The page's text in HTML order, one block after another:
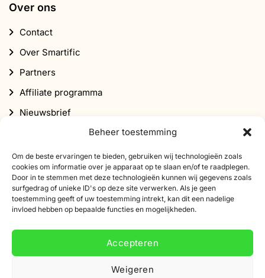
Beheer toestemming
Om de beste ervaringen te bieden, gebruiken wij technologieën zoals
cookies om informatie over je apparaat op te slaan en/of te raadplegen.
Door in te stemmen met deze technologieën kunnen wij gegevens zoals
surfgedrag of unieke ID's op deze site verwerken. Als je geen
toestemming geeft of uw toestemming intrekt, kan dit een nadelige
invloed hebben op bepaalde functies en mogelijkheden.
Accepteren
Weigeren
Over ons
Contact
Over Smartific
Partners
Affiliate programma
Nieuwsbrief
Abonneer je op onze nieuwsbrief
Schrijf je in voor onze nieuwsbrief en ontvang 10%
korting op je eerste bestelling.